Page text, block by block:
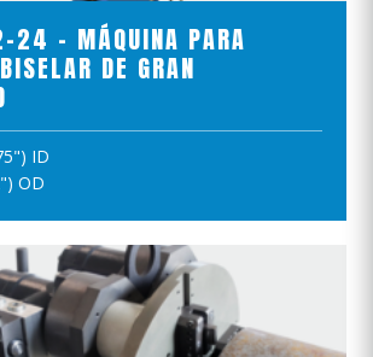
24 - MÁQUINA PARA
DE GRAN
ID
OD
AÑADIR A LA CESTA